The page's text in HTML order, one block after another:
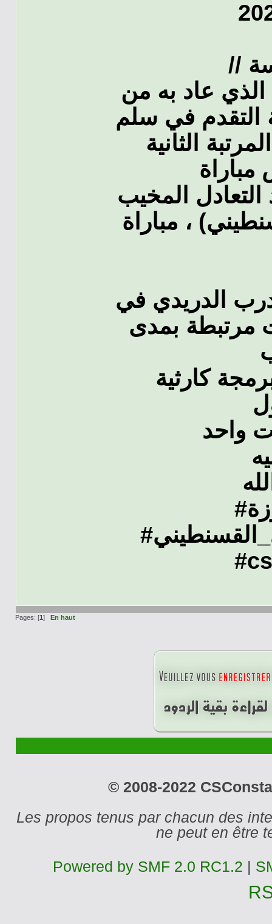
الذي عاد به من
التقدم في سلم
الثانية
التعادل المخيب
، مباراة
الدريدي في
مرتبطة بمدى
كارثية
واحد
Pages: [1] En haut
© 2008-2022
Les propos tenus par chacun des
ne peut en être
Powered by SMF 2.0 RC1.2 |